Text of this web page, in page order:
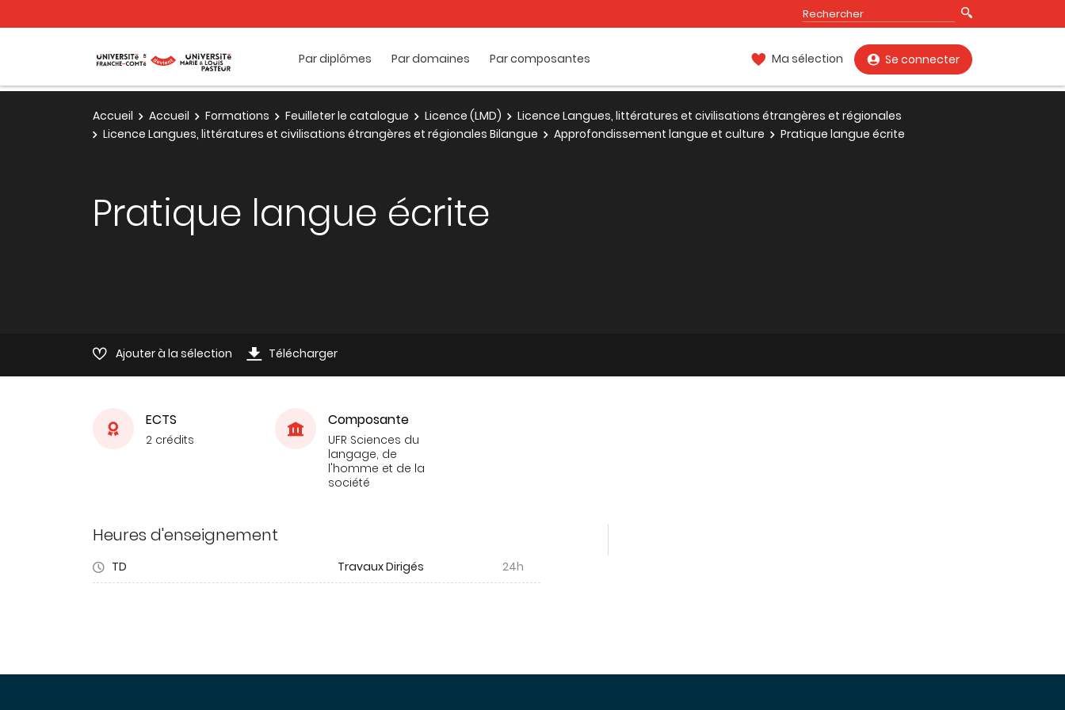
Par diplômes Par domaines Par composantes Ma sélection Se connecter
Accueil Accueil Formations Feuilleter le catalogue Licence (LMD)
Licence Langues, littératures et civilisations étrangères et régionales
Licence Langues, littératures et civilisations étrangères et régionales Bilangue
Approfondissement langue et culture Pratique langue écrite
Pratique langue écrite
Ajouter à la sélection Télécharger
ECTS
2 crédits
Composante
UFR Sciences du
langage, de
l'homme et de la
société
Heures d'enseignement
TD Travaux Dirigés 24h